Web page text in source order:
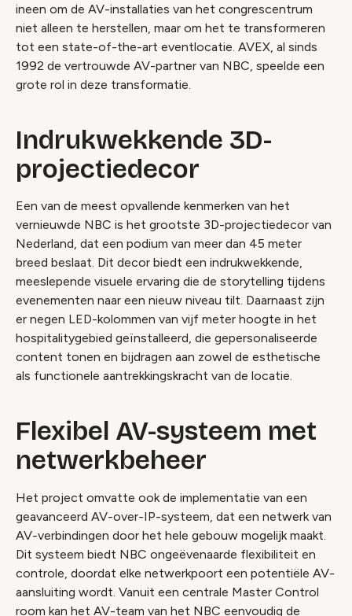
ineen om de AV-installaties van het congrescentrum
niet alleen te herstellen, maar om het te transformeren
tot een state-of-the-art eventlocatie. AVEX, al sinds
1992 de vertrouwde AV-partner van NBC, speelde een
grote rol in deze transformatie.
Indrukwekkende 3D-
projectiedecor
Een van de meest opvallende kenmerken van het
vernieuwde NBC is het grootste 3D-projectiedecor van
Nederland, dat een podium van meer dan 45 meter
breed beslaat. Dit decor biedt een indrukwekkende,
meeslepende visuele ervaring die de storytelling tijdens
evenementen naar een nieuw niveau tilt. Daarnaast zijn
er negen LED-kolommen van vijf meter hoogte in het
hospitalitygebied geïnstalleerd, die gepersonaliseerde
content tonen en bijdragen aan zowel de esthetische
als functionele aantrekkingskracht van de locatie.
Flexibel AV-systeem met
netwerkbeheer
Het project omvatte ook de implementatie van een
geavanceerd AV-over-IP-systeem, dat een netwerk van
AV-verbindingen door het hele gebouw mogelijk maakt.
Dit systeem biedt NBC ongeëvenaarde flexibiliteit en
controle, doordat elke netwerkpoort een potentiële AV-
aansluiting wordt. Vanuit een centrale Master Control
room kan het AV-team van het NBC eenvoudig de